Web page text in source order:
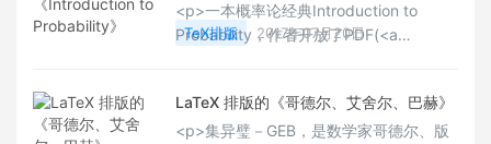
<p>一本概率论经典Introduction to
Probability，作者开放了PDF(<a
target="_blank" rel="noopener
noreferrer" style="white-space:
TeX排版 2017年07月20日
LaTeX 排版的《哥德尔、艾舍尔、巴赫》
<p>集异璧－GEB，是数学家哥德尔、版